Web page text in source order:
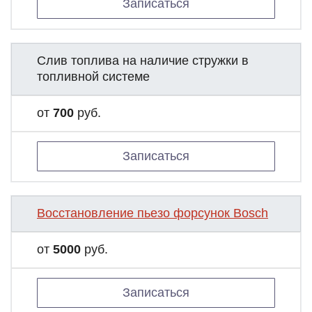
Записаться
Слив топлива на наличие стружки в
топливной системе
от 700 руб.
Записаться
Восстановление пьезо форсунок Bosch
от 5000 руб.
Записаться